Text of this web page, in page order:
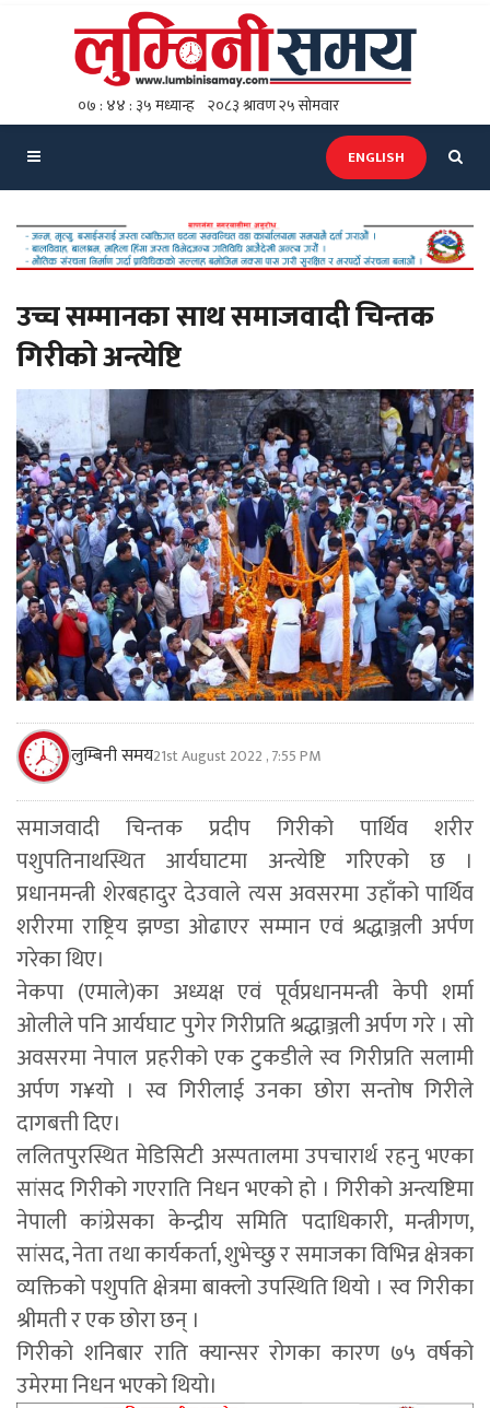
ENGLISH
उच्च सम्मानका साथ समाजवादी चिन्तक
गिरीको अन्त्येष्टि
लुम्बिनी समय21st August 2022 , 7:55 PM
समाजवादी चिन्तक प्रदीप गिरीको पार्थिव शरीर
पशुपतिनाथस्थित आर्यघाटमा अन्त्येष्टि गरिएको छ ।
प्रधानमन्त्री शेरबहादुर देउवाले त्यस अवसरमा उहाँको पार्थिव
शरीरमा राष्ट्रिय झण्डा ओढाएर सम्मान एवं श्रद्धाञ्जली अर्पण
गरेका थिए।
नेकपा (एमाले)का अध्यक्ष एवं पूर्वप्रधानमन्त्री केपी शर्मा
ओलीले पनि आर्यघाट पुगेर गिरीप्रति श्रद्धाञ्जली अर्पण गरे । सो
अवसरमा नेपाल प्रहरीको एक टुकडीले स्व गिरीप्रति सलामी
अर्पण ग¥यो । स्व गिरीलाई उनका छोरा सन्तोष गिरीले
दागबत्ती दिए।
ललितपुरस्थित मेडिसिटी अस्पतालमा उपचारार्थ रहनु भएका
सांसद गिरीको गएराति निधन भएको हो । गिरीको अन्त्यष्टिमा
नेपाली कांग्रेसका केन्द्रीय समिति पदाधिकारी, मन्त्रीगण,
सांसद, नेता तथा कार्यकर्ता, शुभेच्छु र समाजका विभिन्न क्षेत्रका
व्यक्तिको पशुपति क्षेत्रमा बाक्लो उपस्थिति थियो । स्व गिरीका
श्रीमती र एक छोरा छन् ।
गिरीको शनिबार राति क्यान्सर रोगका कारण ७५ वर्षको
उमेरमा निधन भएको थियो।